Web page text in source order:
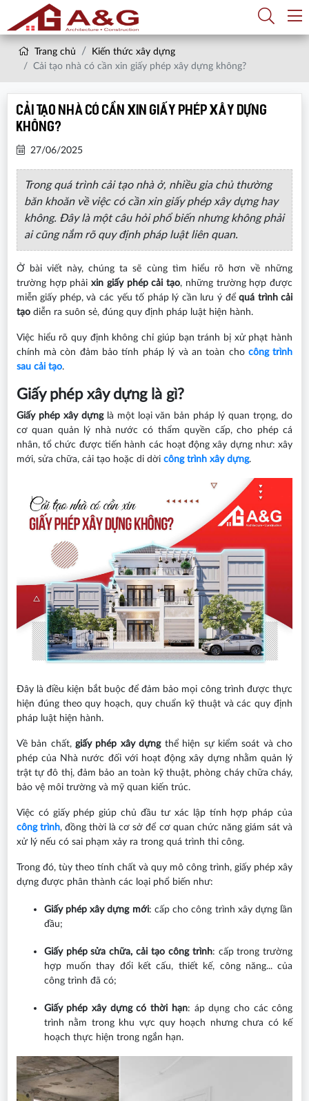
Trang chủ
Kiến thức xây dựng
Cải tạo nhà có cần xin giấy phép xây dựng không?
Cải tạo nhà có cần xin giấy phép xây dựng
không?
27/06/2025
Trong quá trình cải tạo nhà ở, nhiều gia chủ thường
băn khoăn về việc có cần xin giấy phép xây dựng hay
không. Đây là một câu hỏi phổ biến nhưng không phải
ai cũng nắm rõ quy định pháp luật liên quan.
Ở bài viết này, chúng ta sẽ cùng tìm hiểu rõ hơn về những
trường hợp phải xin giấy phép cải tạo, những trường hợp được
miễn giấy phép, và các yếu tố pháp lý cần lưu ý đểquá trình cải
tạodiễn ra suôn sẻ, đúng quy định pháp luật hiện hành.
Việc hiểu rõ quy định không chỉ giúp bạn tránh bị xử phạt hành
chính mà còn đảm bảo tính pháp lý và an toàn cho công trình
sau cải tạo.
Giấy phép xây dựng là gì?
Giấy phép xây dựnglà một loại văn bản pháp lý quan trọng, do
cơ quan quản lý nhà nước có thẩm quyền cấp, cho phép cá
nhân, tổ chức được tiến hành các hoạt động xây dựng như: xây
mới, sửa chữa, cải tạo hoặc di dời công trình xây dựng.
Đây là điều kiện bắt buộc để đảm bảo mọi công trình được thực
hiện đúng theo quy hoạch, quy chuẩn kỹ thuật và các quy định
pháp luật hiện hành.
Về bản chất,giấy phép xây dựngthể hiện sự kiểm soát và cho
phép của Nhà nước đối với hoạt động xây dựng nhằm quản lý
trật tự đô thị, đảm bảo an toàn kỹ thuật, phòng cháy chữa cháy,
bảo vệ môi trường và mỹ quan kiến trúc.
Việc có giấy phép giúp chủ đầu tư xác lập tính hợp pháp của
công trình, đồng thời là cơ sở để cơ quan chức năng giám sát và
xử lý nếu có sai phạm xảy ra trong quá trình thi công.
Trong đó, tùy theo tính chất và quy mô công trình, giấy phép xây
dựng được phân thành các loại phổ biến như:
Giấy phép xây dựng mới: cấp cho công trình xây dựng lần
đầu;
Giấy phép sửa chữa, cải tạo công trình: cấp trong trường
hợp muốn thay đổi kết cấu, thiết kế, công năng... của
công trình đã có;
Giấy phép xây dựng có thời hạn: áp dụng cho các công
trình nằm trong khu vực quy hoạch nhưng chưa có kế
hoạch thực hiện trong ngắn hạn.